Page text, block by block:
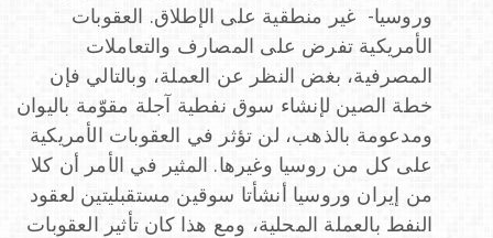
وروسيا- غير منطقية على الإطلاق. العقوبات
الأمريكية تفرض على المصارف والتعاملات
المصرفية، بغض النظر عن العملة، وبالتالي فإن
خطة الصين لإنشاء سوق نفطية آجلة مقوّمة باليوان
ومدعومة بالذهب، لن تؤثر في العقوبات الأمريكية
على كل من روسيا وغيرها. المثير في الأمر أن كلا
من إيران وروسيا أنشأتا سوقين مستقبليتين لعقود
النفط بالعملة المحلية، ومع هذا كان تأثير العقوبات